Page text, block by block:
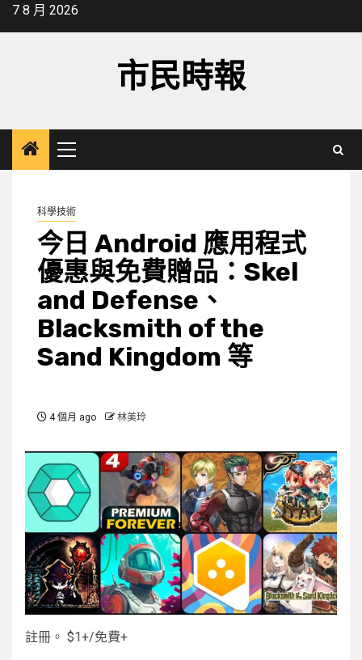
Skip7 8 月 2026
市民時報
Primary
Menu
科學技術
今日 Android 應用程式
優惠與免費贈品：Skel
and Defense、
Blacksmith of the
Sand Kingdom 等
4 個月 ago 林美玲
註冊。 $1+/免費+